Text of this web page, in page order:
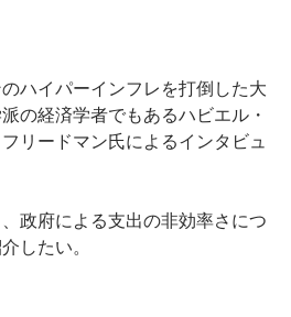
ハイパーインフレを打倒した大
の経済学者でもあるハビエル・
リードマン氏によるインタビュ
政府による支出の非効率さにつ
したい。
、政府よりも市場経済が資源を効